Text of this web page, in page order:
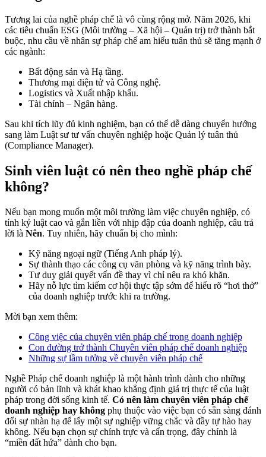
Tương lai của nghề pháp chế là vô cùng rộng mở. Năm 2026, khi
các tiêu chuẩn ESG (Môi trường – Xã hội – Quản trị) trở thành bắt
buộc, nhu cầu về nhân sự pháp chế am hiểu tuân thủ sẽ tăng mạnh ở
các ngành:
Bất động sản và Hạ tầng.
Thương mại điện tử và Công nghệ.
Logistics và Xuất nhập khẩu.
Tài chính – Ngân hàng.
Sau khi tích lũy đủ kinh nghiệm, bạn có thể dễ dàng chuyển hướng
sang làm Luật sư tư vấn chuyên nghiệp hoặc Quản lý tuân thủ
(Compliance Manager).
Sinh viên luật có nên theo nghề pháp chế
không?
Nếu bạn mong muốn một môi trường làm việc chuyên nghiệp, có
tính kỷ luật cao và gắn liền với nhịp đập của doanh nghiệp, câu trả
lời là Nên. Tuy nhiên, hãy chuẩn bị cho mình:
Kỹ năng ngoại ngữ (Tiếng Anh pháp lý).
Sự thành thạo các công cụ văn phòng và kỹ năng trình bày.
Tư duy giải quyết vấn đề thay vì chỉ nêu ra khó khăn.
Hãy nỗ lực tìm kiếm cơ hội thực tập sớm để hiểu rõ “hơi thở”
của doanh nghiệp trước khi ra trường.
Mời bạn xem thêm:
Công việc của chuyên viên pháp chế trong doanh nghiệp
Con đường trở thành Chuyên viên pháp chế doanh nghiệp
Những sự lầm tưởng về chuyên viên pháp chế
Nghề Pháp chế doanh nghiệp là một hành trình dành cho những
người có bản lĩnh và khát khao khẳng định giá trị thực tế của luật
pháp trong đời sống kinh tế. Có nên làm chuyên viên pháp chế
doanh nghiệp hay không phụ thuộc vào việc bạn có sẵn sàng đánh
đổi sự nhàn hạ để lấy một sự nghiệp vững chắc và đầy tự hào hay
không. Nếu bạn chọn sự chính trực và cẩn trọng, đây chính là
“miền đất hứa” dành cho bạn.